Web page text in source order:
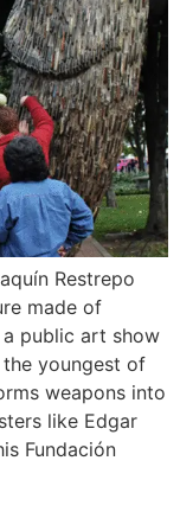
Restrepo
made of
public art show
youngest of
weapons into
like Edgar
Fundación